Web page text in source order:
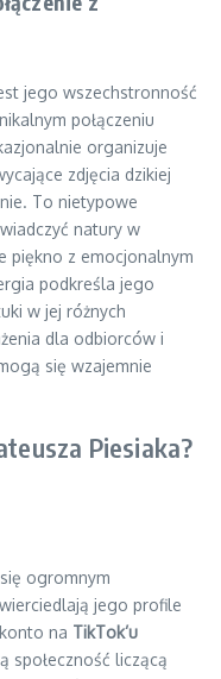
jego wszechstronność
połączeniu
organizuje
zdjęcia dzikiej
To nietypowe
natury w
piękno z emocjonalnym
podkreśla jego
w jej różnych
dla odbiorców i
się wzajemnie
Piesiaka?
ogromnym
jego profile
na TikTok’u
społeczność liczącą